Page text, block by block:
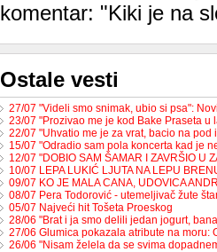
komentar: "Kiki je na
Ostale vesti
27/07 "Videli smo snimak, ubio si psa":
23/07 "Prozivao me je kod Bake Praseta
22/07 "Uhvatio me je za vrat, bacio na
15/07 "Odradio sam pola koncerta kad je
12/07 "DOBIO SAM ŠAMAR I ZAVRŠIO U
10/07 LEPA LUKIĆ LJUTA NA LEPU
09/07 KO JE MALA CANA, UDOVICA
08/07 Pera Todorović - utemeljivač žute
05/07 Najveći hit Tošeta Proeskog
28/06 "Brat i ja smo delili jedan jogurt,
27/06 Glumica pokazala atribute na moru:
26/06 "Nisam želela da se svima